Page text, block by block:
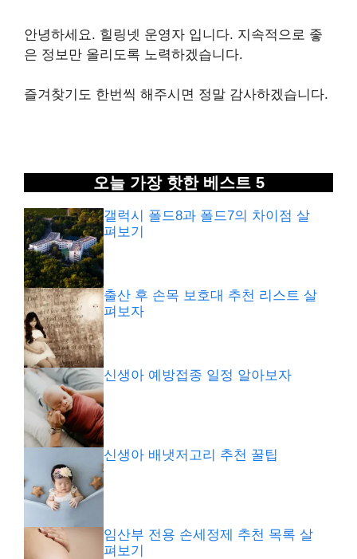
안녕하세요. 힐링넷 운영자 입니다. 지속적으로 좋
은 정보만 올리도록 노력하겠습니다.
즐겨찾기도 한번씩 해주시면 정말 감사하겠습니다.
오늘 가장 핫한 베스트 5
갤럭시 폴드8과 폴드7의 차이점 살
펴보기
출산 후 손목 보호대 추천 리스트 살
펴보자
신생아 예방접종 일정 알아보자
신생아 배냇저고리 추천 꿀팁
임산부 전용 손세정제 추천 목록 살
펴보기